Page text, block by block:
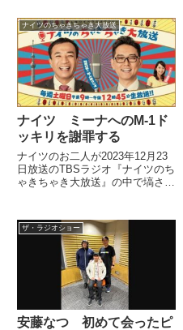
ナイツのちゃきちゃき大放送
ナイツ ミーナへのM-1ド
ッキリを謝罪する
ナイツのお二人が2023年12月23
日放送のTBSラジオ『ナイツのち
ゃきちゃき大放送』の中で塙さん
に対する謝罪を改めて表明してい
ました。
ザ・ラジオショー
安藤なつ 初めて会ったピ